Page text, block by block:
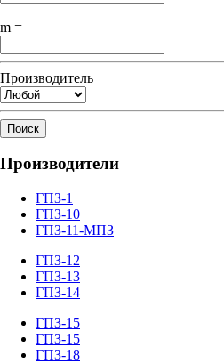
m =
Производитель
Поиск
Производители
ГПЗ-1
ГПЗ-10
ГПЗ-11-МПЗ
ГПЗ-12
ГПЗ-13
ГПЗ-14
ГПЗ-15
ГПЗ-15
ГПЗ-18